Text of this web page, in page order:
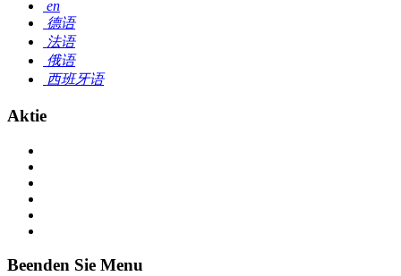
en
德语
法语
俄语
西班牙语
Aktie
Beenden Sie Menu